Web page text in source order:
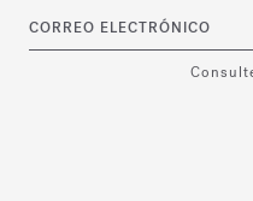
CORREO ELECTRÓNICO